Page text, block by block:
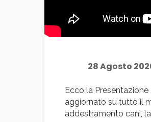
28 Agosto
Ecco la
aggiornato su tutto il
addestramento cani,